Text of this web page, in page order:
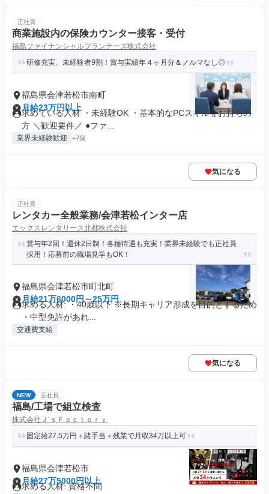
正社員
商業施設内の保険カウンター接客・受付
福島ファイナンシャルプランナーズ株式会社
研修充実、未経験者9割！賞与実績年４ヶ月分＆ノルマなし◎
福島県会津若松市南町
月給23万円以上
求めている人材 ・未経験OK ・基本的なPCスキルをお持ちの
方 ＼歓迎要件／ ●ファ...
業界未経験歓迎 +7個
気になる
正社員
レンタカー全般業務/会津若松インター店
エックスレンタリース北都株式会社
賞与年2回！週休2日制！各種待遇も充実！業界未経験でも正社員
採用！応募前の職場見学もOK！
福島県会津若松市町北町
月給21万6000円～25万円
求める人材: ・40歳以下 ※長期キャリア形成を目的とするため
・中型免許があれ...
交通費支給
気になる
NEW 正社員
福島/工場で組立検査
株式会社Ｊ’ｓＦａｃｔｏｒｙ
固定給27.5万円＋諸手当＋残業で月収34万以上可
福島県会津若松市
月給27万5000円以上
求める人材: 資格不問